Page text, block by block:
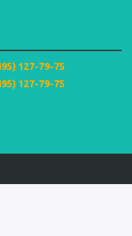
127-79-75
127-79-75